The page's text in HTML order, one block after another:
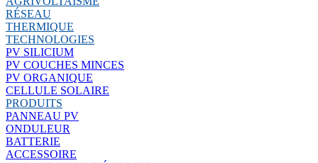
RÉSEAU
THERMIQUE
TECHNOLOGIES
PV SILICIUM
PV COUCHES MINCES
PV ORGANIQUE
CELLULE SOLAIRE
PRODUITS
PANNEAU PV
ONDULEUR
BATTERIE
ACCESSOIRE